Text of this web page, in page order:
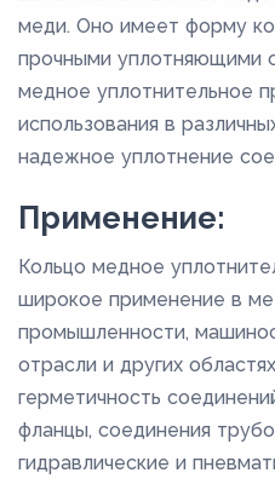
меди. Оно имеет форму
прочными уплотняющими
медное уплотнительное
использования в
надежное уплотнение
Применение:
Кольцо медное
широкое применение в
промышленности,
отрасли и других
герметичность
фланцы, соединения
гидравлические и